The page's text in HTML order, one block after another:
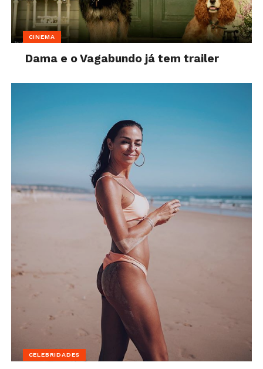
CINEMA
Dama e o Vagabundo já tem trailer
CELEBRIDADES